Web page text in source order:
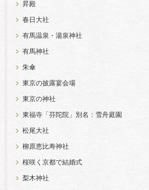
昇殿
春日大社
有馬温泉・湯泉神社
有馬神社
朱傘
東京の披露宴会場
東京の神社
東福寺「芬陀院」別名：雪舟庭園
松尾大社
柳原恵比寿神社
桜咲く京都で結婚式
梨木神社